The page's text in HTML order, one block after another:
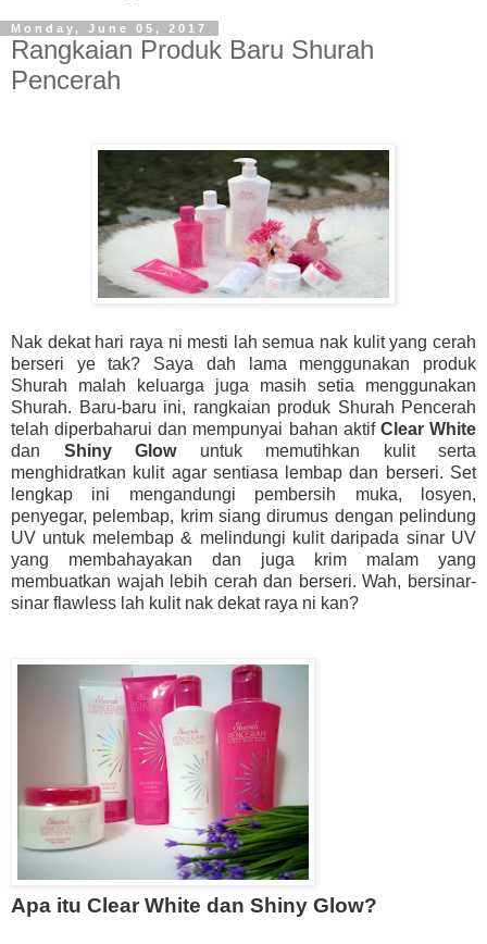
Monday, June 05, 2017
Rangkaian Produk Baru Shurah
Pencerah
Nak dekat hari raya ni mesti lah semua nak kulit yang cerah
berseri ye tak? Saya dah lama menggunakan produk
Shurah malah keluarga juga masih setia menggunakan
Shurah. Baru-baru ini, rangkaian produk Shurah Pencerah
telah diperbaharui dan mempunyai bahan aktif Clear White
dan Shiny Glowuntuk memutihkan kulit serta
menghidratkan kulit agar sentiasa lembap dan berseri. Set
lengkap ini mengandungi pembersih muka, losyen,
penyegar, pelembap, krim siang dirumus dengan pelindung
UV untuk melembap & melindungi kulit daripada sinar UV
yang membahayakan dan juga krim malam yang
membuatkan wajah lebih cerah dan berseri. Wah, bersinar-
sinar flawless lah kulit nak dekat raya ni kan?
Apa itu Clear White dan Shiny Glow?